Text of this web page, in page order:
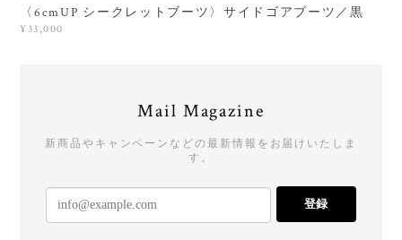
〈6cmUP シークレットブーツ〉サイドゴアブーツ／黒
¥33,000
Mail Magazine
新商品やキャンペーンなどの最新情報をお届けいたしま
す。
登録